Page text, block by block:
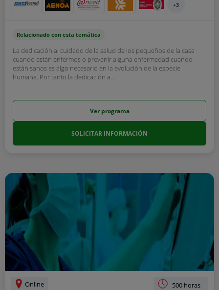
+3
Relacionado con esta temática
La dedicación al cuidado de la salud de los pequeños de la casa
cuando están enfermos o prevenir alguna enfermedad cuando
están sanos es algo necesario en la evolución de la especie
humana. Por tanto la dedicación a...
Ver programa
SOLICITAR INFORMACIÓN
Online 500 horas